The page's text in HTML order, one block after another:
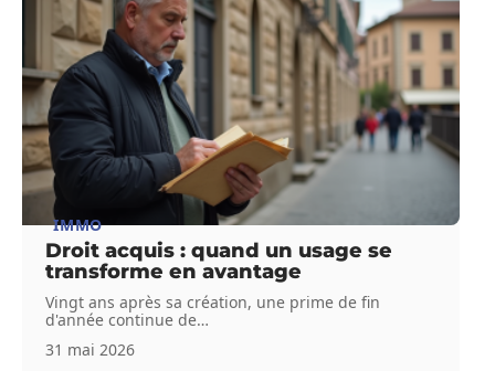
IMMO
Droit acquis : quand un usage se
transforme en avantage
Vingt ans après sa création, une prime de fin
d'année continue de…
31 mai 2026